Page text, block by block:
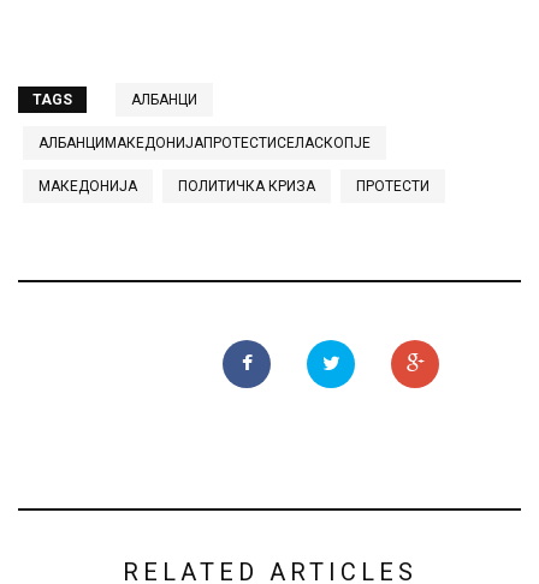
TAGS АЛБАНЦИ
АЛБАНЦИМАКЕДОНИЈАПРОТЕСТИСЕЛАСКОПЈЕ
МАКЕДОНИЈА ПОЛИТИЧКА КРИЗА ПРОТЕСТИ
RELATED ARTICLES